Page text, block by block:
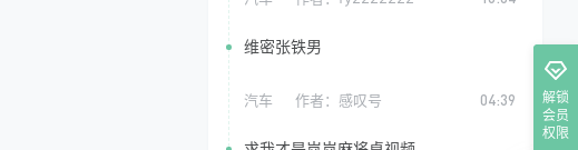
维密张铁男
汽车 作者： 感叹号 04:39
解锁
会员
权限